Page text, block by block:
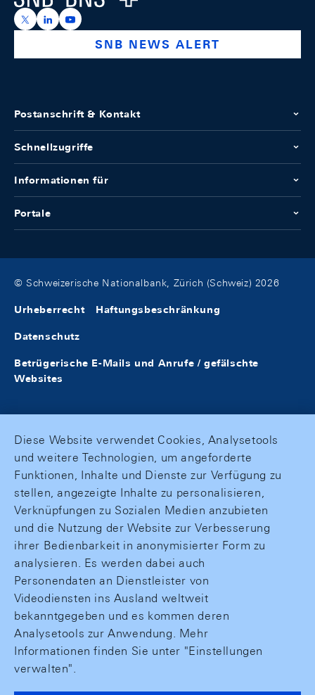
https://x.com/snb_bns
https://ch.linkedin.com/company/swiss-national-
https://www.youtube.com/@swissnationalbank
SNB NEWS ALERT
Postanschrift & Kontakt
Schnellzugriffe
Informationen für
Portale
© Schweizerische Nationalbank, Zürich (Schweiz) 2026
Urheberrecht Haftungsbeschränkung
Datenschutz
Betrügerische E-Mails und Anrufe / gefälschte
Websites
Diese Website verwendet Cookies, Analysetools
und weitere Technologien, um angeforderte
Funktionen, Inhalte und Dienste zur Verfügung zu
stellen, angezeigte Inhalte zu personalisieren,
Verknüpfungen zu Sozialen Medien anzubieten
und die Nutzung der Website zur Verbesserung
ihrer Bedienbarkeit in anonymisierter Form zu
analysieren. Es werden dabei auch
Personendaten an Dienstleister von
Videodiensten ins Ausland weltweit
bekanntgegeben und es kommen deren
Analysetools zur Anwendung. Mehr
Informationen finden Sie unter "Einstellungen
verwalten".